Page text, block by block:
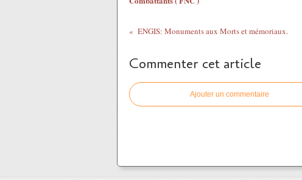
ENGIS: Monuments aux Morts et mémoriaux.
Commenter cet article
Ajouter un commentaire